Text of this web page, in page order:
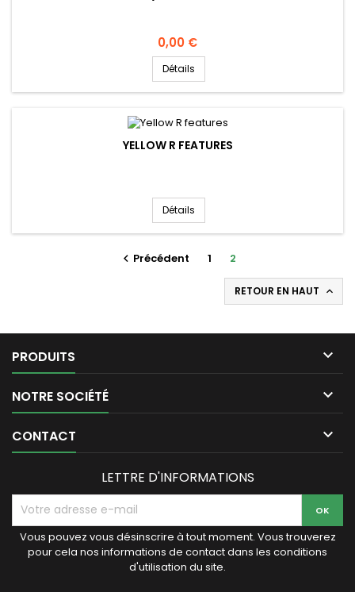
Prix
0,00 €
Détails
YELLOW R FEATURES
Détails
 Précédent 1 2
RETOUR EN HAUT 
PRODUITS 
NOTRE SOCIÉTÉ 
CONTACT 
LETTRE D'INFORMATIONS
Vous pouvez vous désinscrire à tout moment. Vous trouverez
pour cela nos informations de contact dans les conditions
d'utilisation du site.